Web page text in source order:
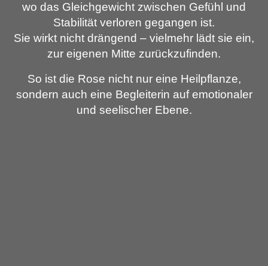
wo das Gleichgewicht zwischen Gefühl und
Stabilität verloren gegangen ist.
Sie wirkt nicht drängend – vielmehr lädt sie ein,
zur eigenen Mitte zurückzufinden.
So ist die Rose nicht nur eine Heilpflanze,
sondern auch eine Begleiterin auf emotionaler
und seelischer Ebene.